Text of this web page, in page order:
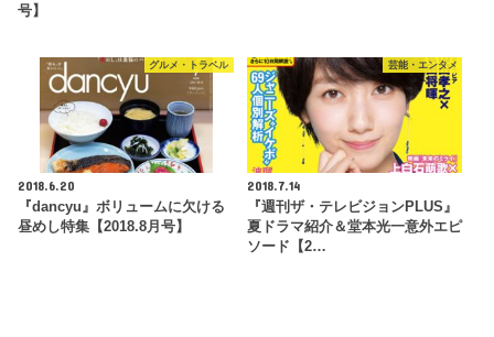
号】
グルメ・トラベル
2018.6.20
『dancyu』ボリュームに欠ける
昼めし特集【2018.8月号】
芸能・エンタメ
2018.7.14
『週刊ザ・テレビジョンPLUS』
夏ドラマ紹介＆堂本光一意外エピ
ソード【2…